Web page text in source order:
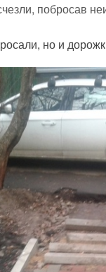
побросав
но и